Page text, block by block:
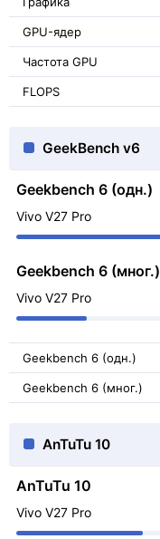
GPU-ядер
Частота GPU
FLOPS
GeekBench v6
Geekbench 6 (одн.)
Vivo V27 Pro
Geekbench 6 (мног.)
Vivo V27 Pro
Geekbench 6 (одн.)
Geekbench 6 (мног.)
AnTuTu 10
AnTuTu 10
Vivo V27 Pro